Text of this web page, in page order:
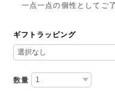
一点一点の個性としてご
ギフトラッピング
数量